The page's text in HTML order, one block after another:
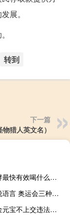
展。
转到
下一篇
猎人英文名）
吃什么长胖最快有效喝什么奶粉能长胖（吃什么可以长胖最快）
奥运会解说语言 奥运会三种官方语言
地里挖出金元宝不上交违法吗（地里挖出金元宝）